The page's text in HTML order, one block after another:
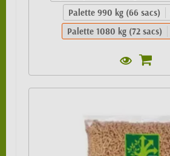
Palette 990 kg (66 sacs)
Palette 1080 kg (72 sacs)